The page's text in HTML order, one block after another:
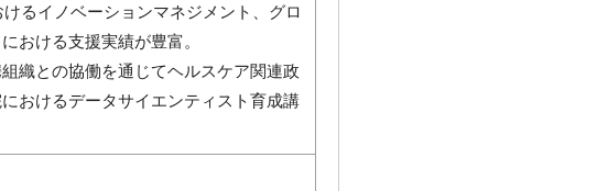
るイノベーションマネジメント、グロ
おける支援実績が豊富。
織との協働を通じてヘルスケア関連政
おけるデータサイエンティスト育成講